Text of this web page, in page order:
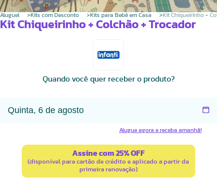
Aluguel Kits com Desconto Kits para Bebê em Casa Kit Chiqueirinho +
Kit Chiqueirinho + Colchão + Trocador
Quando você quer receber o produto?
Alugue agora e receba amanhã!
Assine com 25% OFF
(disponível para cartão de crédito e aplicado a partir da
primeira renovação)